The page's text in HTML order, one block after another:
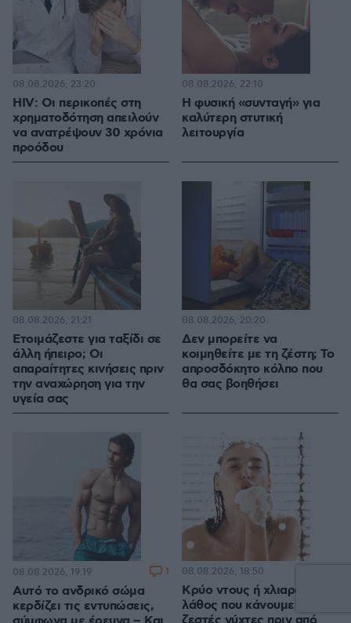
HIV: Οι περικοπές στη
χρηματοδότηση απειλούν
να ανατρέψουν 30 χρόνια
προόδου
08.08.2026, 23:20
Η φυσική «συνταγή» για
καλύτερη στυτική
λειτουργία
08.08.2026, 22:10
Ετοιμάζεστε για ταξίδι σε
άλλη ήπειρο; Οι
απαραίτητες κινήσεις πριν
την αναχώρηση για την
υγεία σας
08.08.2026, 21:21
Δεν μπορείτε να
κοιμηθείτε με τη ζέστη; Το
απροσδόκητο κόλπο που
θα σας βοηθήσει
08.08.2026, 20:20
Αυτό το ανδρικό σώμα
κερδίζει τις εντυπώσεις,
08.08.2026, 19:19 1
Κρύο ντους ή χλιαρό; Το
λάθος που κάνουμε τις
08.08.2026, 18:50